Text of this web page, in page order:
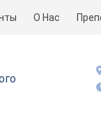
О Нас